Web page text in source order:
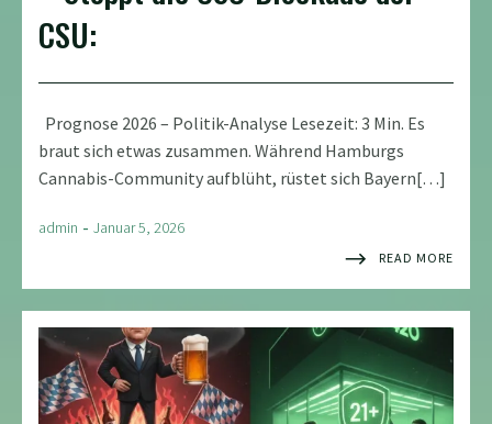
CSU:
Prognose 2026 – Politik-Analyse Lesezeit: 3 Min. Es
braut sich etwas zusammen. Während Hamburgs
Cannabis-Community aufblüht, rüstet sich Bayern[…]
admin - Januar 5, 2026
READ MORE